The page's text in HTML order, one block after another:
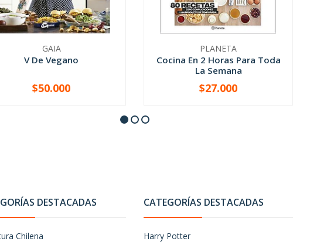
GAIA
V De Vegano
+
$50.000
PLANETA
Cocina En 2 Horas Para Toda
La Semana
+
$27.000
DESTACADAS
Chilena
CATEGORÍAS DESTACADAS
Harry Potter